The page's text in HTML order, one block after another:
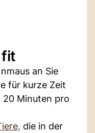
fit
an Sie
für kurze Zeit
20 Minuten pro
die in der